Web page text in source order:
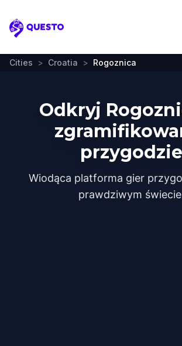
Questo
Cities > Croatia > Rogoznica
Odkryj
przygodzie
Wiodąca platforma gier
prawdziwym